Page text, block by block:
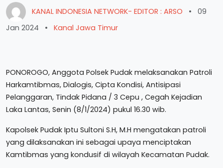
KANAL INDONESIA NETWORK- EDITOR : ARSO •
09
Jan 2024
• Kanal Jawa Timur
PONOROGO, Anggota Polsek Pudak melaksanakan Patroli
Harkamtibmas, Dialogis, Cipta Kondisi, Antisipasi
Pelanggaran, Tindak Pidana / 3 Cepu , Cegah Kejadian
Laka Lantas, Senin (8/1/2024) pukul 16.30 wib.
Kapolsek Pudak Iptu Sultoni S.H, M.H mengatakan patroli
yang dilaksanakan ini sebagai upaya menciptakan
Kamtibmas yang kondusif di wilayah Kecamatan Pudak.